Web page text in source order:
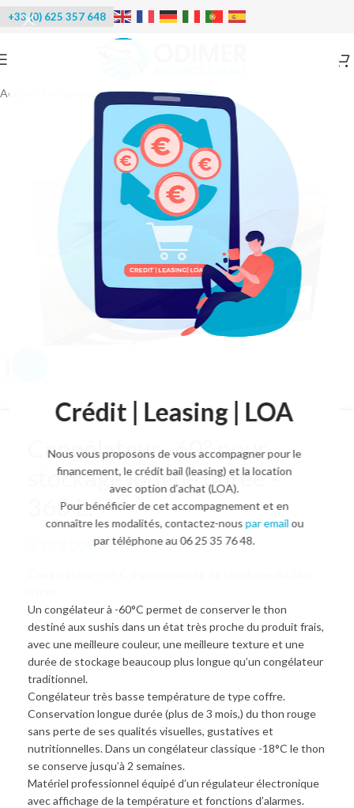
Crédit | Leasing | LOA
Nous vous proposons de vous accompagner pour le
financement, le crédit bail (leasing) et la location
avec option d’achat (LOA).
Pour bénéficier de cet accompagnement et en
connaître les modalités, contactez-nouspar email ou
par téléphone au 06 25 35 76 48.
+33 (0) 625 357 648
Accueil Réfrigération/Congélateurs -60°
Congélateur -60° pour
stockage longue durée –
360 L.
€ HT.
Un congélateur à -60°C permet de conserver le thon
destiné aux sushis dans un état très proche du produit frais,
avec une meilleure couleur, une meilleure texture et une
durée de stockage beaucoup plus longue qu’un congélateur
traditionnel.
Congélateur très basse température de type coffre.
Conservation longue durée (plus de 3 mois,) du thon rouge
sans perte de ses qualités visuelles, gustatives et
nutritionnelles. Dans un congélateur classique -18°C le thon
se conserve jusqu’à 2 semaines.
Matériel professionnel équipé d’un régulateur électronique
avec affichage de la température et fonctions d’alarmes.